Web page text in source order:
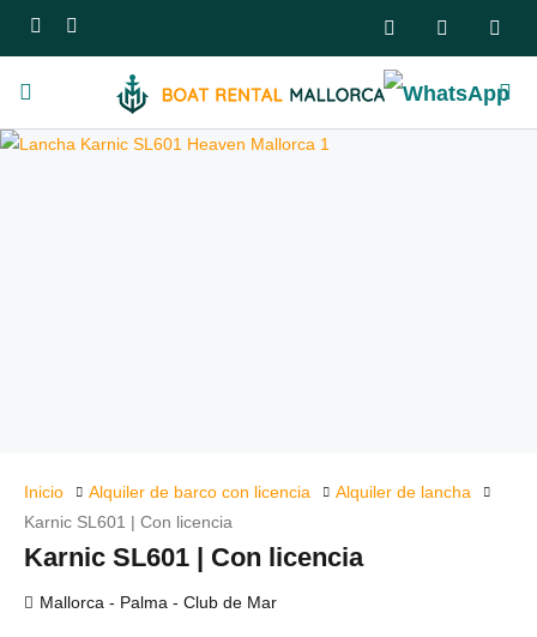
Inicio Alquiler de barco con licencia
Alquiler de lancha
Karnic SL601 | Con licencia
Karnic SL601 | Con licencia
Mallorca - Palma - Club de Mar